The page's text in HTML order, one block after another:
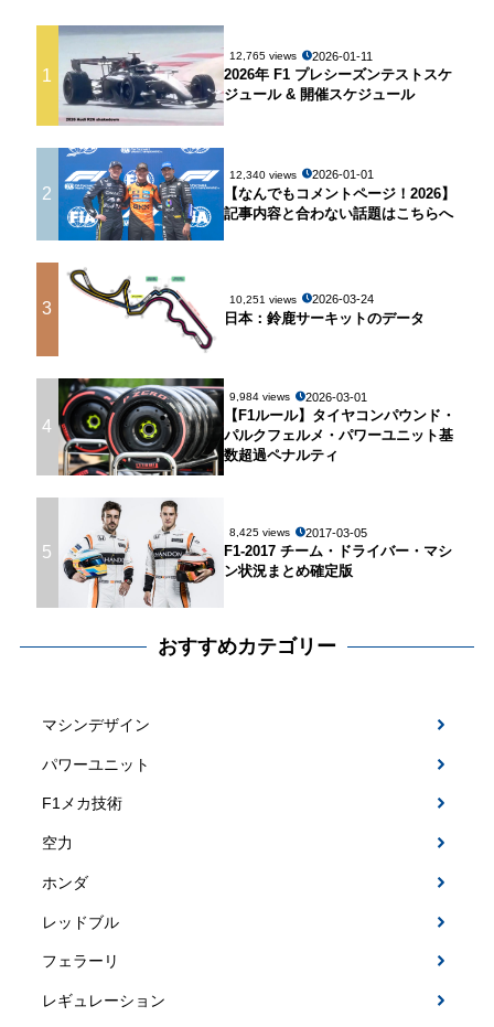
1
12,765 views 2026-01-11
2026年 F1 プレシーズンテストスケ
ジュール & 開催スケジュール
2
12,340 views 2026-01-01
【なんでもコメントページ！2026】
記事内容と合わない話題はこちらへ
3 10,251 views 2026-03-24
日本：鈴鹿サーキットのデータ
4
9,984 views 2026-03-01
【F1ルール】タイヤコンパウンド・
パルクフェルメ・パワーユニット基
数超過ペナルティ
5
8,425 views 2017-03-05
F1-2017 チーム・ドライバー・マシ
ン状況まとめ確定版
おすすめカテゴリー
マシンデザイン
パワーユニット
F1メカ技術
空力
ホンダ
レッドブル
フェラーリ
レギュレーション